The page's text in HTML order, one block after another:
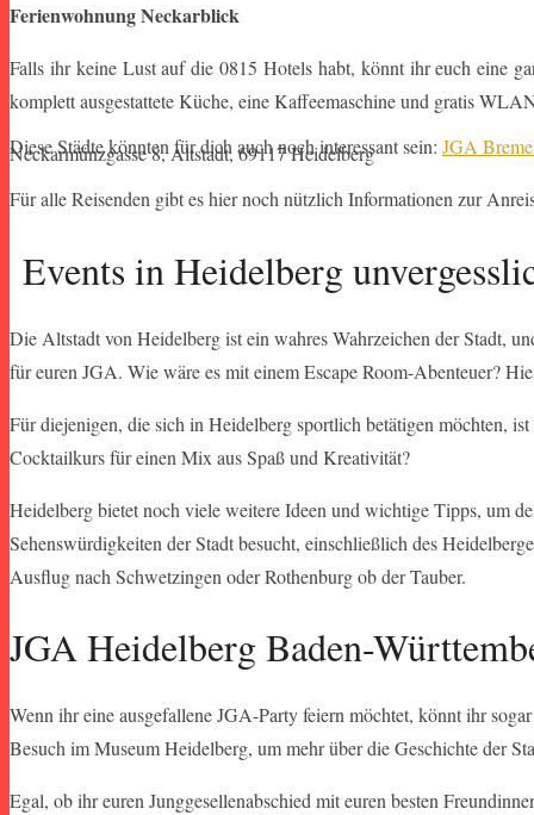
Ferienwohnung Neckarblick
Falls ihr keine Lust auf die 0815 Hotels habt, könnt ihr euch eine
komplett ausgestattete Küche, eine Kaffeemaschine und gratis
Neckarmünzgasse 8, Altstadt, 69117 Heidelberg
Diese Städte könnten für dich auch noch interessant sein: JGA
Für alle Reisenden gibt es hier noch nützlich Informationen zur
Events in Heidelberg
Die Altstadt von Heidelberg ist ein wahres Wahrzeichen der Stadt,
für euren JGA. Wie wäre es mit einem Escape Room-Abenteuer?
Für diejenigen, die sich in Heidelberg sportlich betätigen möchten,
Cocktailkurs für einen Mix aus Spaß und Kreativität?
Heidelberg bietet noch viele weitere Ideen und wichtige Tipps, um
Sehenswürdigkeiten der Stadt besucht, einschließlich des
Ausflug nach Schwetzingen oder Rothenburg ob der Tauber.
JGA Heidelberg Baden-
Wenn ihr eine ausgefallene JGA-Party feiern möchtet, könnt ihr
Besuch im Museum Heidelberg, um mehr über die Geschichte der
Egal, ob ihr euren Junggesellenabschied mit euren besten